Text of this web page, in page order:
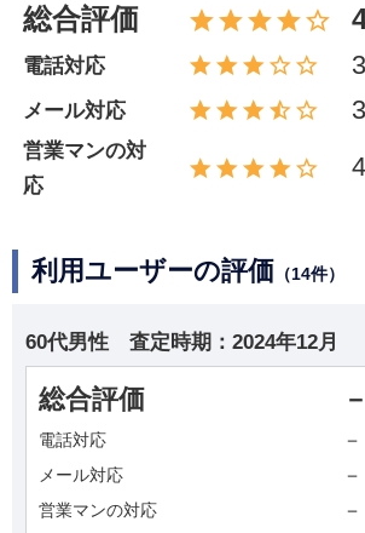
総合評価
電話対応
メール対応
営業マンの対
応
利用ユーザーの評価 （14件）
60代男性 査定時期： 2024年12月
総合評価 －
電話対応 －
メール対応 －
営業マンの対応 －